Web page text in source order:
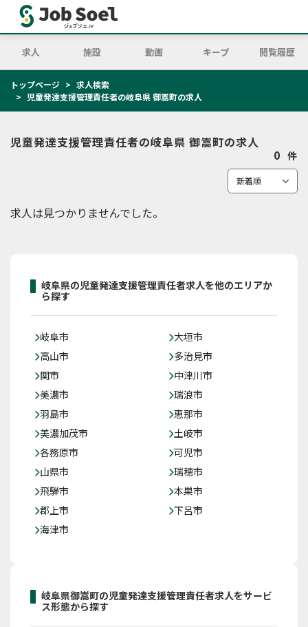
求人 施設 動画 キープ 閲覧履歴
トップページ
求人検索
児童発達支援管理責任者の岐阜県 御嵩町の求人
児童発達支援管理責任者の岐阜県 御嵩町の求人
0 件
求人は見つかりませんでした。
岐阜県の児童発達支援管理責任者求人を他のエリアか
ら探す
岐阜市
大垣市
高山市
多治見市
関市
中津川市
美濃市
瑞浪市
羽島市
恵那市
美濃加茂市
土岐市
各務原市
可児市
山県市
瑞穂市
飛騨市
本巣市
郡上市
下呂市
海津市
岐阜県御嵩町の児童発達支援管理責任者求人をサービ
ス形態から探す